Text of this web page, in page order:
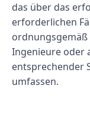
das über das
erforderlichen
ordnungsgemäß
Ingenieure oder
entsprechender
umfassen.